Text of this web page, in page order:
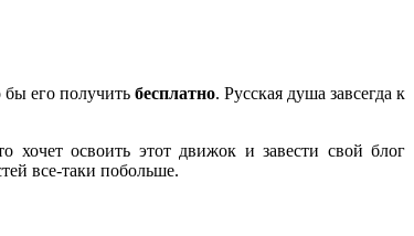
бы его получить бесплатно. Русская душа завсегда к
хочет освоить этот движок и завести свой блог
все-таки побольше.